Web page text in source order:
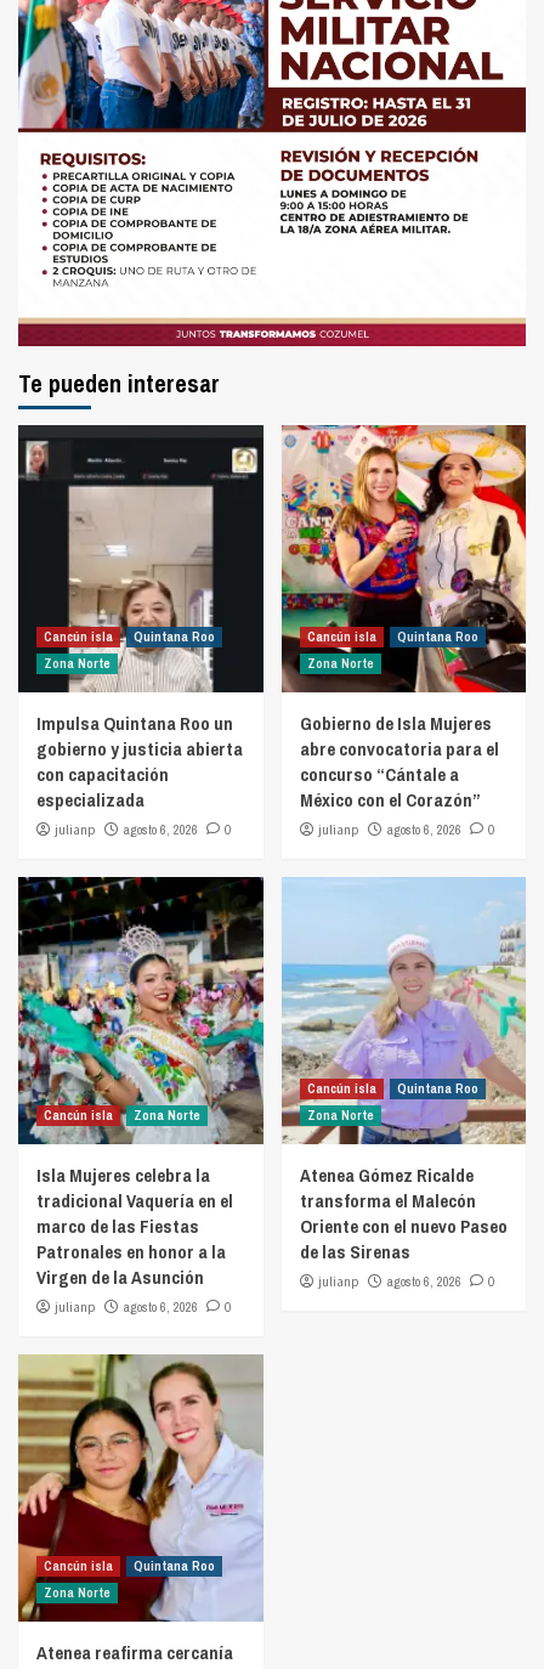
Te pueden interesar
Cancún isla
Quintana Roo
Zona Norte
Impulsa Quintana Roo un
gobierno y justicia abierta
con capacitación
especializada
julianp agosto 6, 2026 0
Cancún isla
Quintana Roo
Zona Norte
Gobierno de Isla Mujeres
abre convocatoria para el
concurso “Cántale a
México con el Corazón”
julianp agosto 6, 2026 0
Cancún isla Zona Norte
Isla Mujeres celebra la
tradicional Vaquería en el
marco de las Fiestas
Patronales en honor a la
Virgen de la Asunción
julianp agosto 6, 2026 0
Cancún isla
Quintana Roo
Zona Norte
Atenea Gómez Ricalde
transforma el Malecón
Oriente con el nuevo Paseo
de las Sirenas
julianp agosto 6, 2026 0
Cancún isla
Quintana Roo
Zona Norte
Atenea reafirma cercanía